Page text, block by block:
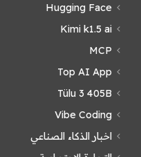
Hugging Face
Kimi k1.5 ai
MCP
Top AI App
Tülu 3 405B
Vibe Coding
اخبار الذكاء الصناعي